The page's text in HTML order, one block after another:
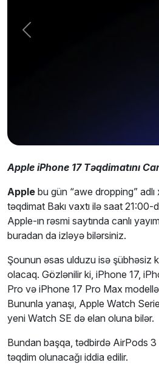
Apple iPhone 17 Təqdimatını
Apple bu gün “awe dropping”
təqdimat Bakı vaxtı ilə saat
Apple-ın rəsmi saytında canlı
buradan da izləyə bilərsiniz.
Şounun əsas ulduzu isə şübhəsiz
olacaq. Gözlənilir ki, iPhone 17,
Pro və iPhone 17 Pro Max
Bununla yanaşı, Apple Watch
yeni Watch SE də elan oluna bilər.
Bundan başqa, tədbirdə AirPods 3
təqdim olunacağı iddia edilir.